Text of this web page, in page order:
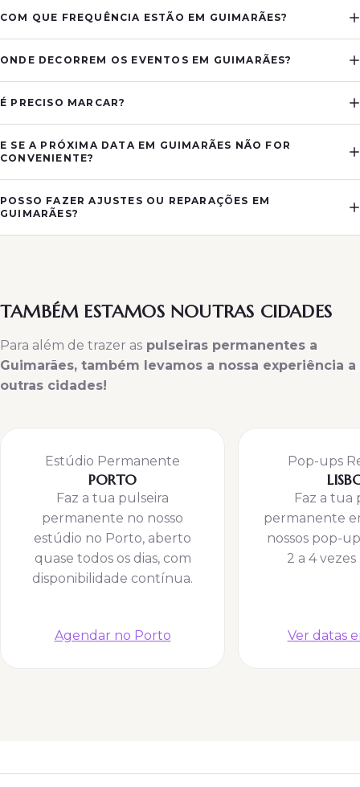
COM QUE FREQUÊNCIA ESTÃO EM GUIMARÃES?
ONDE DECORREM OS EVENTOS EM GUIMARÃES?
É PRECISO MARCAR?
E SE A PRÓXIMA DATA EM GUIMARÃES NÃO FOR
CONVENIENTE?
POSSO FAZER AJUSTES OU REPARAÇÕES EM
GUIMARÃES?
TAMBÉM ESTAMOS NOUTRAS CIDADES
Para além de trazer as pulseiras permanentes a
Guimarães, também levamos a nossa experiência a
outras cidades!
Estúdio Permanente
PORTO
Faz a tua pulseira
permanente no nosso
estúdio no Porto, aberto
quase todos os dias, com
disponibilidade contínua.
Agendar no Porto
Pop-ups
Faz a tua
permanente
nossos pop-
2 a 4
Ver datas